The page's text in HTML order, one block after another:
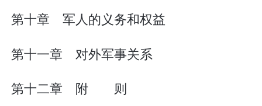
第十章 军人的义务和权益
第十一章 对外军事关系
第十二章 附 则